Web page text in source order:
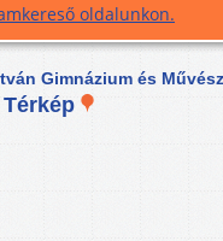
oldalunkon.
Gimnázium és
Térkép